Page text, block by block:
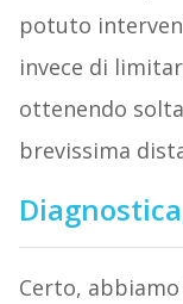
potuto
invece di
ottenendo
brevissima
Certo,